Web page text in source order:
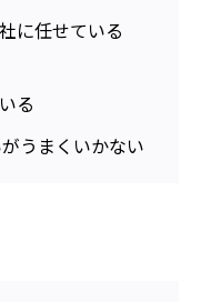
に任せている
る
うまくいかない